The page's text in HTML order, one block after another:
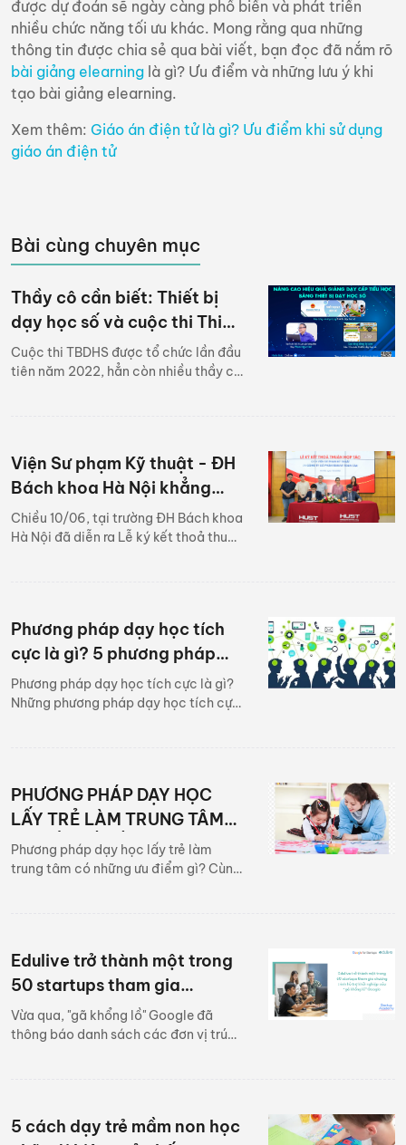
được dự đoán sẽ ngày càng phổ biến và phát triển
nhiều chức năng tối ưu khác. Mong rằng qua những
thông tin được chia sẻ qua bài viết, bạn đọc đã nắm rõ
bài giảng elearning là gì? Ưu điểm và những lưu ý khi
tạo bài giảng elearning.
Xem thêm: Giáo án điện tử là gì? Ưu điểm khi sử dụng
giáo án điện tử
Bài cùng chuyên mục
Thầy cô cần biết: Thiết bị
dạy học số và cuộc thi Thiết
bị dạy học số của Bộ Giáo
dục & Đào tạo
Cuộc thi TBDHS được tổ chức lần đầu
tiên năm 2022, hẳn còn nhiều thầy cô
Viện Sư phạm Kỹ thuật - ĐH
Bách khoa Hà Nội khẳng
định Edulive là đối tác tiên
phong cung cấp công nghệ
Chiều 10/06, tại trường ĐH Bách khoa
Hà Nội đã diễn ra Lễ ký kết thoả thuận
tạo vào chương trình giảng dạy. Sự
kiện này đã đánh dấu mốc quan trọng
bên.
Phương pháp dạy học tích
cực là gì? 5 phương pháp
dạy học tích cực phổ biến
nhất
Phương pháp dạy học tích cực là gì?
Những phương pháp dạy học tích cực
PHƯƠNG PHÁP DẠY HỌC
LẤY TRẺ LÀM TRUNG TÂM
VÀ YẾU TỐ CẦN ĐẢM BẢO
Phương pháp dạy học lấy trẻ làm
trung tâm có những ưu điểm gì? Cùng
Edulive trở thành một trong
50 startups tham gia
chương trình hỗ trợ khởi
nghiệp của “gã khổng lồ”
Vừa qua, "gã khổng lồ" Google đã
thông báo danh sách các đơn vị trúng
5 cách dạy trẻ mầm non học